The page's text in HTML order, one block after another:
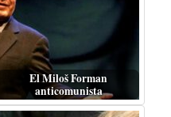
El Miloš Forman
anticomunista